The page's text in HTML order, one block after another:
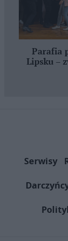
Parafia
Lipsku –
Serwisy